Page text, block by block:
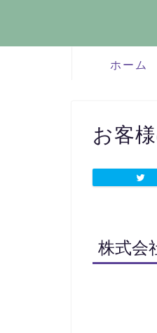
ホーム
お客
株式会